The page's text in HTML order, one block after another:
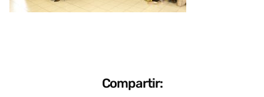
Compartir: